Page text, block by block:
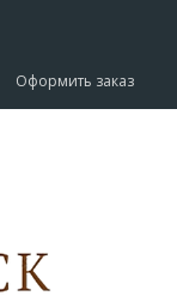
Оформить заказ